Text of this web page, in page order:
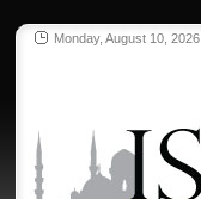
Monday, August 10, 2026